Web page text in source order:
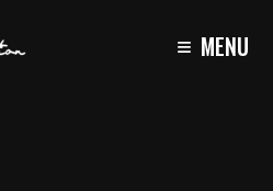
≡ MENU